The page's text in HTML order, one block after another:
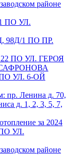
районе
ПО УЛ.
1 ПО ПР.
ПО УЛ. ГЕРОЯ
УЛ. 6-ОЙ
пр. Ленина д. 70,
д. 1, 2, 3, 5, 7,
за 2024
УЛ.
районе